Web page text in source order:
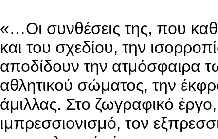
«…Οι συνθέσεις της, που
και του σχεδίου, την
αποδίδουν την ατμόσφαιρα
αθλητικού σώματος, την
άμιλλας. Στο ζωγραφικό
ιμπρεσσιονισμό, τον